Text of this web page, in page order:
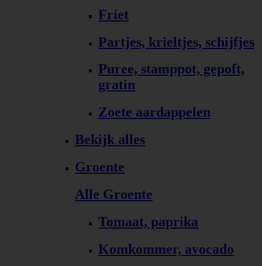
Friet
Partjes, krieltjes, schijfjes
Puree, stamppot, gepoft,
gratin
Zoete aardappelen
Bekijk alles
Groente
Alle Groente
Tomaat, paprika
Komkommer, avocado